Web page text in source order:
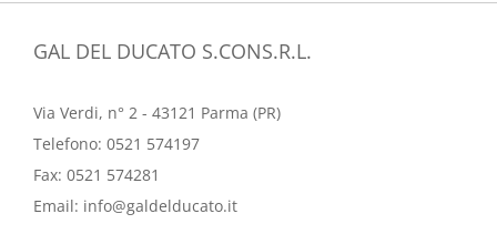
GAL DEL DUCATO S.CONS.R.L.
Via Verdi, n° 2 - 43121 Parma (PR)
Telefono: 0521 574197
Fax: 0521 574281
Email: info@galdelducato.it